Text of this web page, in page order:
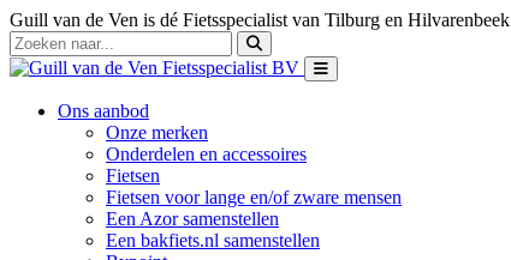
Guill van de Ven is dé Fietsspecialist van Tilburg en Hilvarenbeek
Ons aanbod
Onze merken
Onderdelen en accessoires
Fietsen
Fietsen voor lange en/of zware mensen
Een Azor samenstellen
Een bakfiets.nl samenstellen